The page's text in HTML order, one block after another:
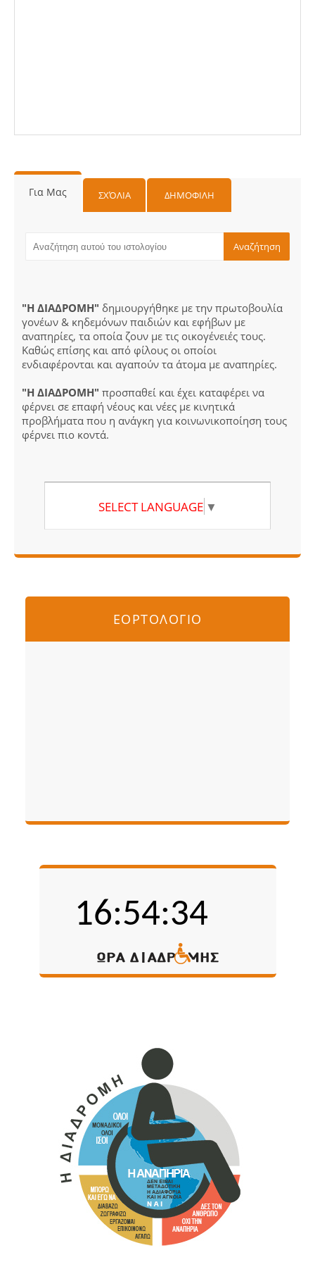
Για Μας ΣΧΌΛΙΑ ΔΗΜΟΦΙΛΗ
"Η ΔΙΑΔΡΟΜΗ" δημιουργήθηκε με την πρωτοβουλία
γονέων & κηδεμόνων παιδιών και εφήβων με
αναπηρίες, τα οποία ζουν με τις οικογένειές τους.
Καθώς επίσης και από φίλους οι οποίοι
ενδιαφέρονται και αγαπούν τα άτομα με αναπηρίες.
"Η ΔΙΑΔΡΟΜΗ" προσπαθεί και έχει καταφέρει να
φέρνει σε επαφή νέους και νέες με κινητικά
προβλήματα που η ανάγκη για κοινωνικοποίηση τους
φέρνει πιο κοντά.
SELECT LANGUAGE ▼
ΕΟΡΤΟΛΟΓΙΟ